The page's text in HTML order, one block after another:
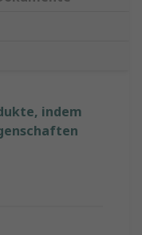
indem